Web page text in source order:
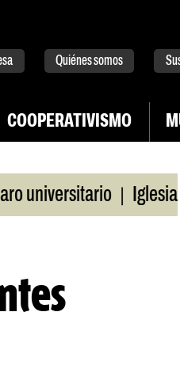
Quiénes somos
COOPERATIVISMO
| Iglesias y